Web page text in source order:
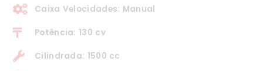
Caixa Velocidades: Manual
Potência: 130 cv
Cilindrada: 1500 cc